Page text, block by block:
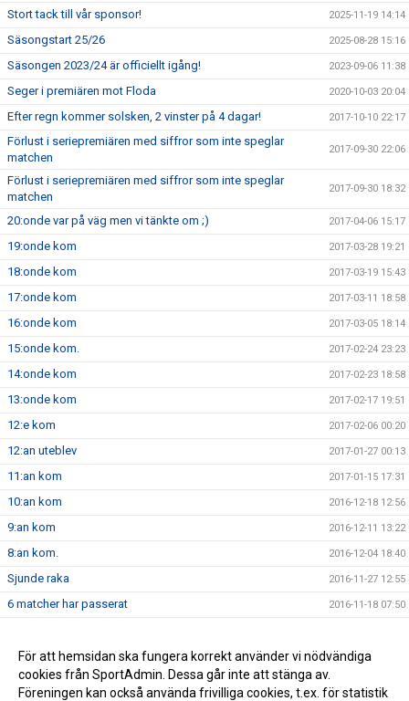
Stort tack till vår sponsor! 2025-11-19 14:14
Säsongstart 25/26 2025-08-28 15:16
Säsongen 2023/24 är officiellt igång! 2023-09-06 11:38
Seger i premiären mot Floda 2020-10-03 20:04
Efter regn kommer solsken, 2 vinster på 4 dagar! 2017-10-10 22:17
Förlust i seriepremiären med siffror som inte speglar
matchen
2017-09-30 22:06
Förlust i seriepremiären med siffror som inte speglar
matchen
2017-09-30 18:32
20:onde var på väg men vi tänkte om ;) 2017-04-06 15:17
19:onde kom 2017-03-28 19:21
18:onde kom 2017-03-19 15:43
17:onde kom 2017-03-11 18:58
16:onde kom 2017-03-05 18:14
15:onde kom. 2017-02-24 23:23
14:onde kom 2017-02-23 18:58
13:onde kom 2017-02-17 19:51
12:e kom 2017-02-06 00:20
12:an uteblev 2017-01-27 00:13
11:an kom 2017-01-15 17:31
10:an kom 2016-12-18 12:56
9:an kom 2016-12-11 13:22
8:an kom. 2016-12-04 18:40
Sjunde raka 2016-11-27 12:55
6 matcher har passerat 2016-11-18 07:50
4 matcher har passerat 2016-10-29 16:41
Miljöombyte?? 2016-03-20 16:55
För att hemsidan ska fungera korrekt använder vi nödvändiga
cookies från SportAdmin. Dessa går inte att stänga av.
Föreningen kan också använda frivilliga cookies, t.ex. för statistik